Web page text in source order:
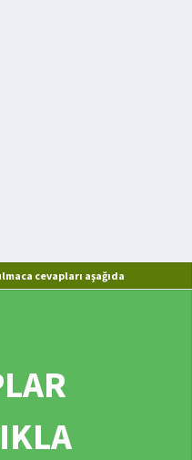
cevapları aşağıda